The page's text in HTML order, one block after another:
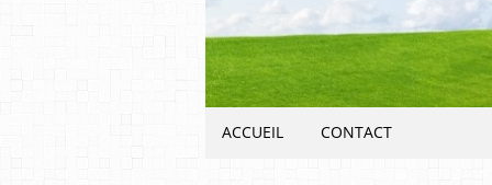
ACCUEIL CONTACT